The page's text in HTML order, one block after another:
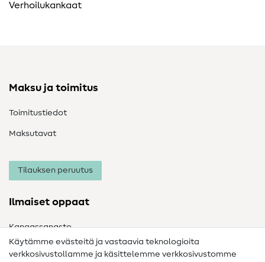
Verhoilukankaat
Maksu ja toimitus
Toimitustiedot
Maksutavat
Tilauksen peruutus
Ilmaiset oppaat
Kangassanasto
Ompelusanasto
Käytämme evästeitä ja vastaavia teknologioita
verkkosivustollamme ja käsittelemme verkkosivustomme